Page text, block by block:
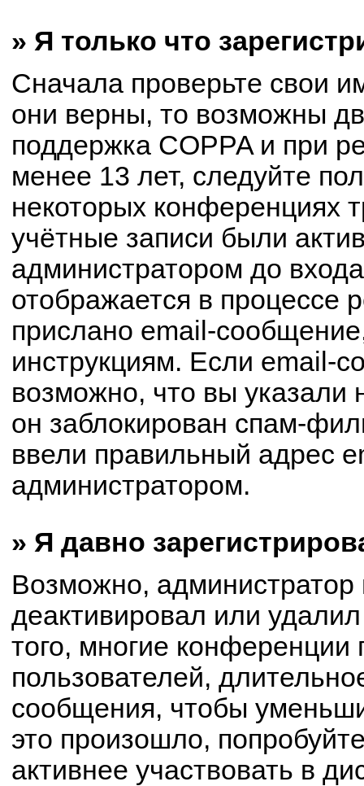
» Я только что
Сначала проверьте свои
они верны, то возможны
поддержка COPPA и при
менее 13 лет, следуйте
некоторых конференциях
учётные записи были
администратором до
отображается в процессе
прислано email-
инструкциям. Если email-
возможно, что вы
он заблокирован спам-
ввели правильный адрес
администратором.
» Я давно
Возможно, администратор
деактивировал или
того, многие конференции
пользователей,
сообщения, чтобы
это произошло,
активнее участвовать в